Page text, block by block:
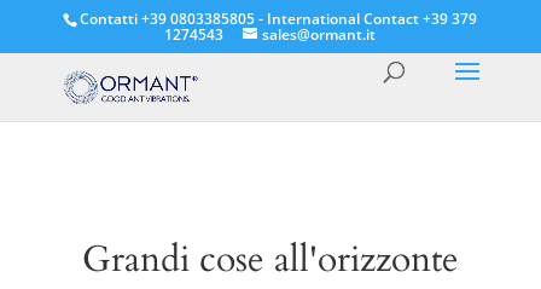
Contatti +39 0803385805 - International Contact +39 379
1274543 sales@ormant.it
Grandi cose all'orizzonte